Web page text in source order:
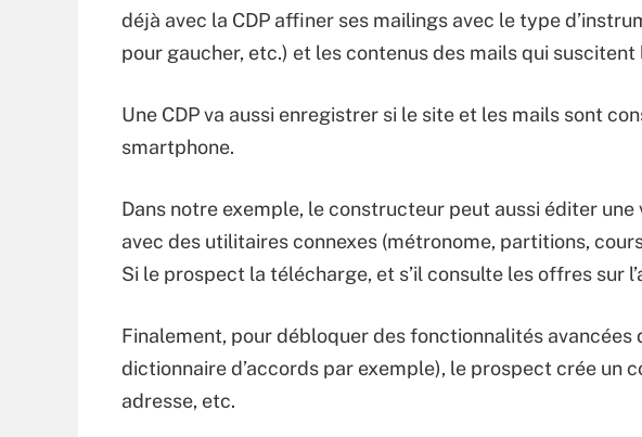
déjà avec la CDP affiner ses mailings avec le type
pour gaucher, etc.) et les contenus des mails qui suscitent
Une CDP va aussi enregistrer si le site et les mails sont
smartphone.
Dans notre exemple, le constructeur peut aussi éditer
avec des utilitaires connexes (métronome, partitions,
Si le prospect la télécharge, et s’il consulte les offres sur
Finalement, pour débloquer des fonctionnalités avancées
dictionnaire d’accords par exemple), le prospect crée un
adresse, etc.